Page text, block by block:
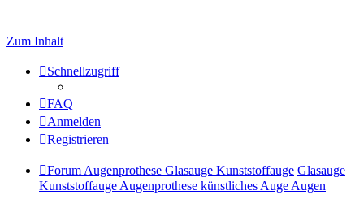
Zum Inhalt
Schnellzugriff
FAQ
Anmelden
Registrieren
Forum Augenprothese Glasauge Kunststoffauge Glasauge
Kunststoffauge Augenprothese künstliches Auge Augen